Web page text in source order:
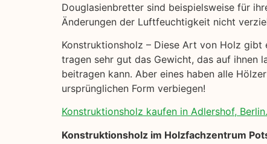
Douglasienbretter sind beispielsweise für
Änderungen der Luftfeuchtigkeit nicht
Konstruktionsholz – Diese Art von Holz gibt
tragen sehr gut das Gewicht, das auf ihnen
beitragen kann. Aber eines haben alle
ursprünglichen Form verbiegen!
Konstruktionsholz kaufen in Adlershof, Berlin.
Konstruktionsholz im Holzfachzentrum